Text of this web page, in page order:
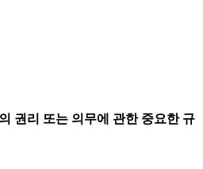
권리 또는 의무에 관한 중요한 규